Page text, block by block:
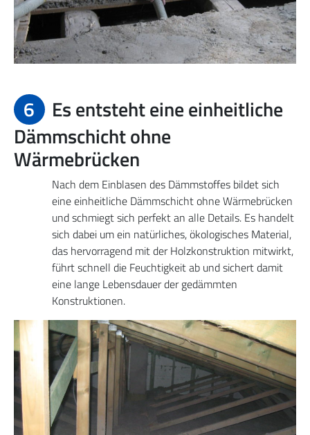
6
Es entsteht eine einheitliche
Dämmschicht ohne
Wärmebrücken
Nach dem Einblasen des Dämmstoffes bildet sich
eine einheitliche Dämmschicht ohne Wärmebrücken
und schmiegt sich perfekt an alle Details. Es handelt
sich dabei um ein natürliches, ökologisches Material,
das hervorragend mit der Holzkonstruktion mitwirkt,
führt schnell die Feuchtigkeit ab und sichert damit
eine lange Lebensdauer der gedämmten
Konstruktionen.